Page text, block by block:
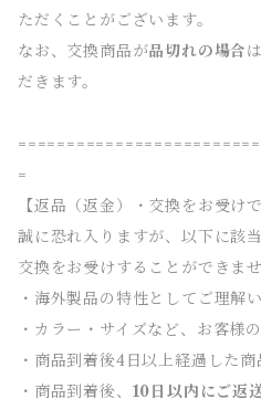
ただくことがございます。
なお、交換商品が品切れの場合
だきます。
=
【返品（返金）・交換をお受け
誠に恐れ入りますが、以下に該
交換をお受けすることができませ
・海外製品の特性としてご理解
・カラー・サイズなど、お客様
・商品到着後4日以上経過した商
・商品到着後、 10日以内にご返